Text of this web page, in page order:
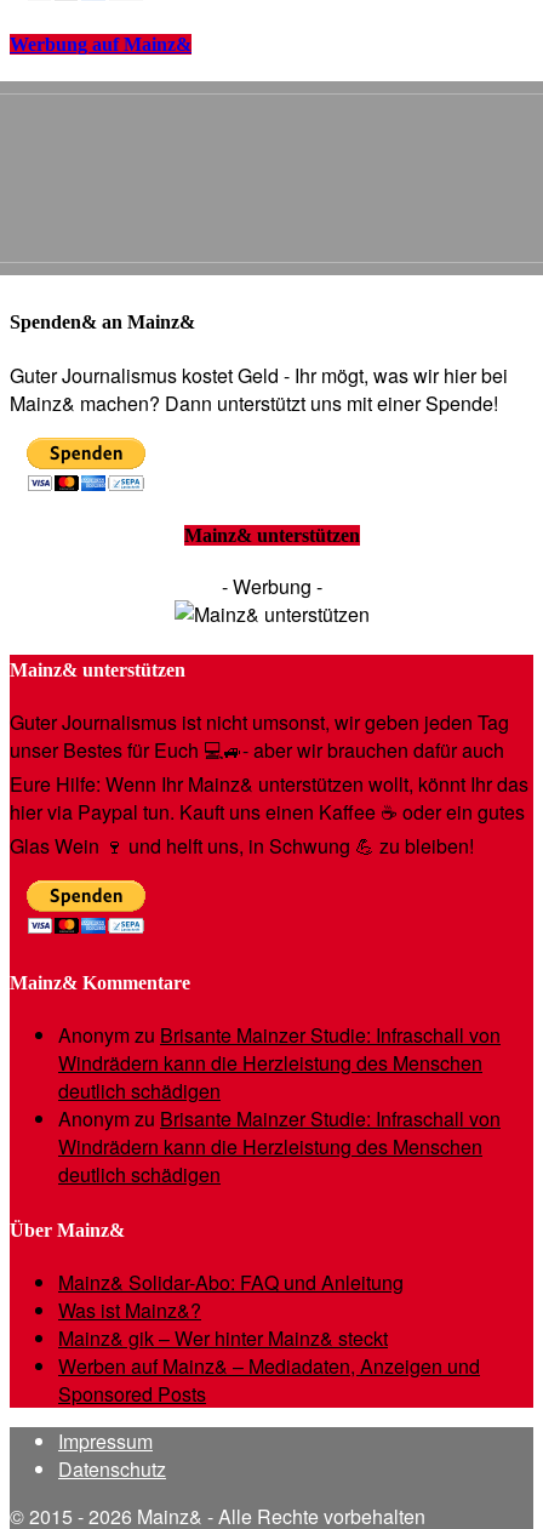
Werbung auf Mainz&
Spenden& an Mainz&
Guter Journalismus kostet Geld - Ihr mögt, was wir hier bei
Mainz& machen? Dann unterstützt uns mit einer Spende!
Mainz& unterstützen
- Werbung -
Mainz& unterstützen
Guter Journalismus ist nicht umsonst, wir geben jeden Tag
unser Bestes für Euch 💻🚙- aber wir brauchen dafür auch
Eure Hilfe: Wenn Ihr Mainz& unterstützen wollt, könnt Ihr das
hier via Paypal tun. Kauft uns einen Kaffee ☕️ oder ein gutes
Glas Wein 🍷 und helft uns, in Schwung 💪 zu bleiben!
Mainz& Kommentare
Anonymzu Brisante Mainzer Studie: Infraschall von
Windrädern kann die Herzleistung des Menschen
deutlich schädigen
Anonymzu Brisante Mainzer Studie: Infraschall von
Windrädern kann die Herzleistung des Menschen
deutlich schädigen
Über Mainz&
Mainz& Solidar-Abo: FAQ und Anleitung
Was ist Mainz&?
Mainz& gik – Wer hinter Mainz& steckt
Werben auf Mainz& – Mediadaten, Anzeigen und
Sponsored Posts
Impressum
Datenschutz
© 2015 - 2026 Mainz& - Alle Rechte vorbehalten